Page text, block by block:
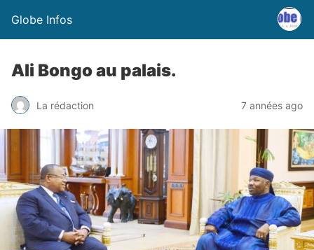
Globe Infos
Ali Bongo au palais.
La rédaction 7 années ago